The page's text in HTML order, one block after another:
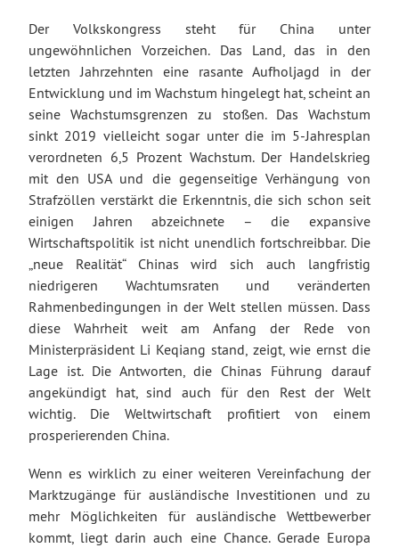
Der Volkskongress steht für China unter
ungewöhnlichen Vorzeichen. Das Land, das in den
letzten Jahrzehnten eine rasante Aufholjagd in der
Entwicklung und im Wachstum hingelegt hat, scheint an
seine Wachstumsgrenzen zu stoßen. Das Wachstum
sinkt 2019 vielleicht sogar unter die im 5-Jahresplan
verordneten 6,5 Prozent Wachstum. Der Handelskrieg
mit den USA und die gegenseitige Verhängung von
Strafzöllen verstärkt die Erkenntnis, die sich schon seit
einigen Jahren abzeichnete – die expansive
Wirtschaftspolitik ist nicht unendlich fortschreibbar. Die
„neue Realität“ Chinas wird sich auch langfristig
niedrigeren Wachtumsraten und veränderten
Rahmenbedingungen in der Welt stellen müssen. Dass
diese Wahrheit weit am Anfang der Rede von
Ministerpräsident Li Keqiang stand, zeigt, wie ernst die
Lage ist. Die Antworten, die Chinas Führung darauf
angekündigt hat, sind auch für den Rest der Welt
wichtig. Die Weltwirtschaft profitiert von einem
prosperierenden China.
Wenn es wirklich zu einer weiteren Vereinfachung der
Marktzugänge für ausländische Investitionen und zu
mehr Möglichkeiten für ausländische Wettbewerber
kommt, liegt darin auch eine Chance. Gerade Europa